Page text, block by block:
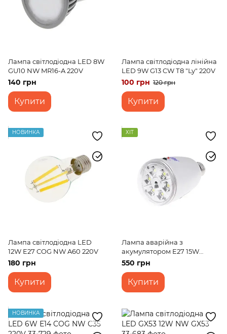
Лампа світлодіодна LED 8W
GU10 NW MR16-A 220V
140 грн
Купити
Лампа світлодіодна лінійна
LED 9W G13 CW Т8 "Ly" 220V
100 грн 120 грн
Купити
НОВИНКА
Лампа світлодіодна LED
12W E27 COG NW A60 220V
180 грн
Купити
ХІТ
Лампа аварійна з
акумулятором E27 15W
(LED-814) 220V
550 грн
Купити
НОВИНКА